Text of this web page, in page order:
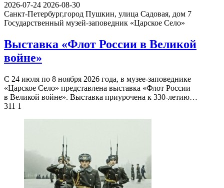
2026-07-24 2026-08-30
Санкт-Петербург,город Пушкин, улица Садовая, дом 7
Государственный музей-заповедник «Царское Село»
Выставка «Флот России в Великой
войне»
С 24 июля по 8 ноября 2026 года, в музее-заповеднике
«Царское Село» представлена выставка «Флот России
в Великой войне». Выставка приурочена к 330-летию…
311 1